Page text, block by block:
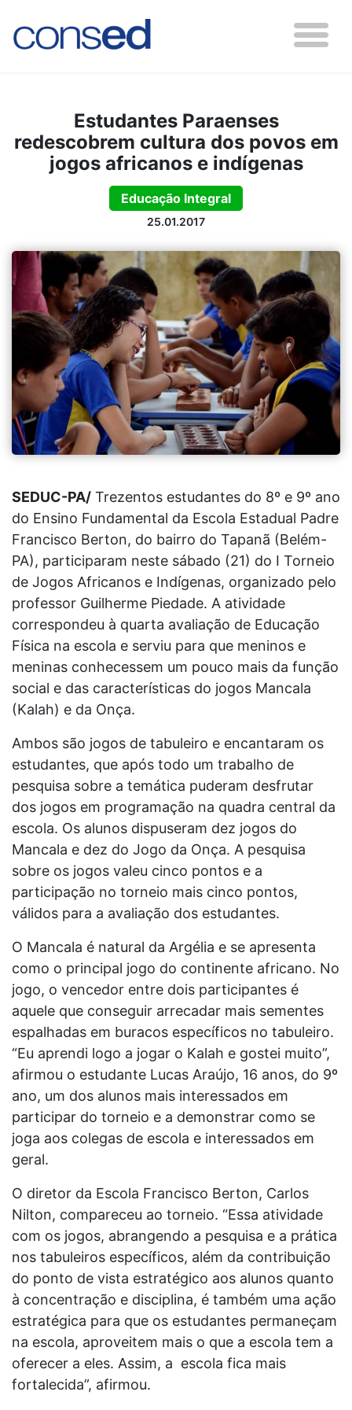
Estudantes Paraenses
redescobrem cultura dos povos em
jogos africanos e indígenas
Educação Integral
25.01.2017
SEDUC-PA/ Trezentos estudantes do 8º e 9º ano
do Ensino Fundamental da Escola Estadual Padre
Francisco Berton, do bairro do Tapanã (Belém-
PA), participaram neste sábado (21) do I Torneio
de Jogos Africanos e Indígenas, organizado pelo
professor Guilherme Piedade. A atividade
correspondeu à quarta avaliação de Educação
Física na escola e serviu para que meninos e
meninas conhecessem um pouco mais da função
social e das características do jogos Mancala
(Kalah) e da Onça.
Ambos são jogos de tabuleiro e encantaram os
estudantes, que após todo um trabalho de
pesquisa sobre a temática puderam desfrutar
dos jogos em programação na quadra central da
escola. Os alunos dispuseram dez jogos do
Mancala e dez do Jogo da Onça. A pesquisa
sobre os jogos valeu cinco pontos e a
participação no torneio mais cinco pontos,
válidos para a avaliação dos estudantes.
O Mancala é natural da Argélia e se apresenta
como o principal jogo do continente africano. No
jogo, o vencedor entre dois participantes é
aquele que conseguir arrecadar mais sementes
espalhadas em buracos específicos no tabuleiro.
“Eu aprendi logo a jogar o Kalah e gostei muito”,
afirmou o estudante Lucas Araújo, 16 anos, do 9º
ano, um dos alunos mais interessados em
participar do torneio e a demonstrar como se
joga aos colegas de escola e interessados em
geral.
O diretor da Escola Francisco Berton, Carlos
Nilton, compareceu ao torneio. “Essa atividade
com os jogos, abrangendo a pesquisa e a prática
nos tabuleiros específicos, além da contribuição
do ponto de vista estratégico aos alunos quanto
à concentração e disciplina, é também uma ação
estratégica para que os estudantes permaneçam
na escola, aproveitem mais o que a escola tem a
oferecer a eles. Assim, a escola fica mais
fortalecida”, afirmou.